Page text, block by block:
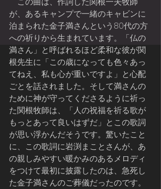
が、あるキャンプで一緒のキャビンに
泊まられた金子満さんという80代の方
への祈りから生まれています。「仏の
満さん」と呼ばれるほど柔和な彼が関
根先生に「この歳になっても色々あっ
てねえ、私も心が重いですよ」と心配
ごとを話されました。そして満さんの
ために神が守ってくださるように祈っ
た関根牧師は、「人の祝福を祈る歌が
もっとあって良いはずだ」とこの歌詞
が思い浮かんだそうです。驚いたこと
に、この歌詞に岩渕まことさんが、あ
の親しみやすい暖かみのあるメロディ
をつけて最初に披露したのは、急死し
た金子満さんのご葬儀だったのです。